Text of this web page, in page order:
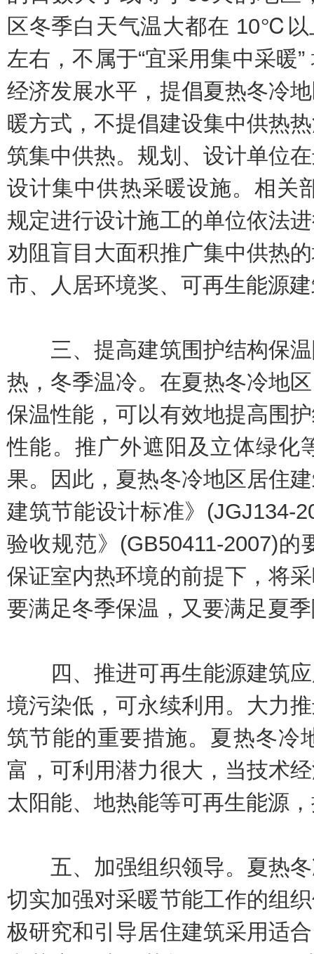
区冬季白天气温大都在 10℃
左右，不属于“宜采用集中采暖
经济发展水平，提倡夏热冬冷
暖方式，不提倡建设集中供热
筑集中供热。规划、设计单位
设计集中供热采暖设施。相关
规定进行设计施工的单位依法
劝阻盲目大面积推广集中供热
市、人居环境奖、可再生能源
三、提高建筑围护结构保温
热，冬季温冷。在夏热冬冷地
保温性能，可以有效地提高围
性能。推广外遮阳及立体绿化
果。因此，夏热冬冷地区居住
建筑节能设计标准》(JGJ134-
验收规范》(GB50411-2007)
保证室内热环境的前提下，将
要满足冬季保温，又要满足夏
四、推进可再生能源建筑应
境污染低，可永续利用。大力
筑节能的重要措施。夏热冬冷
富，可利用潜力很大，当技术
太阳能、地热能等可再生能源
五、加强组织领导。夏热冬
切实加强对采暖节能工作的组
极研究和引导居住建筑采用适